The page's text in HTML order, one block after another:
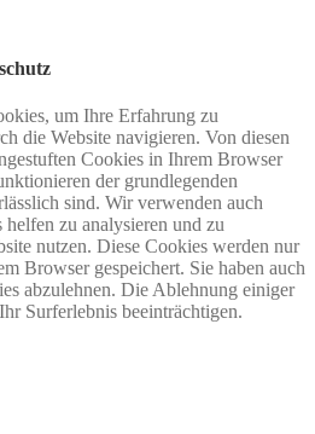
um Ihre Erfahrung zu
die Website navigieren. Von diesen
Cookies in Ihrem Browser
der grundlegenden
sind. Wir verwenden auch
zu analysieren und zu
nutzen. Diese Cookies werden nur
Browser gespeichert. Sie haben auch
abzulehnen. Die Ablehnung einiger
Surferlebnis beeinträchtigen.